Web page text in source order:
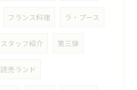
フランス料理 ラ・プース
スタッフ紹介 第三弾
読売ランド